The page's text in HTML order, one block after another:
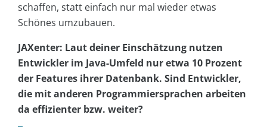
schaffen, statt einfach nur mal wieder etwas
Schönes umzubauen.
JAXenter: Laut deiner Einschätzung nutzen
Entwickler im Java-Umfeld nur etwa 10 Prozent
der Features ihrer Datenbank. Sind Entwickler,
die mit anderen Programmiersprachen arbeiten
da effizienter bzw. weiter?